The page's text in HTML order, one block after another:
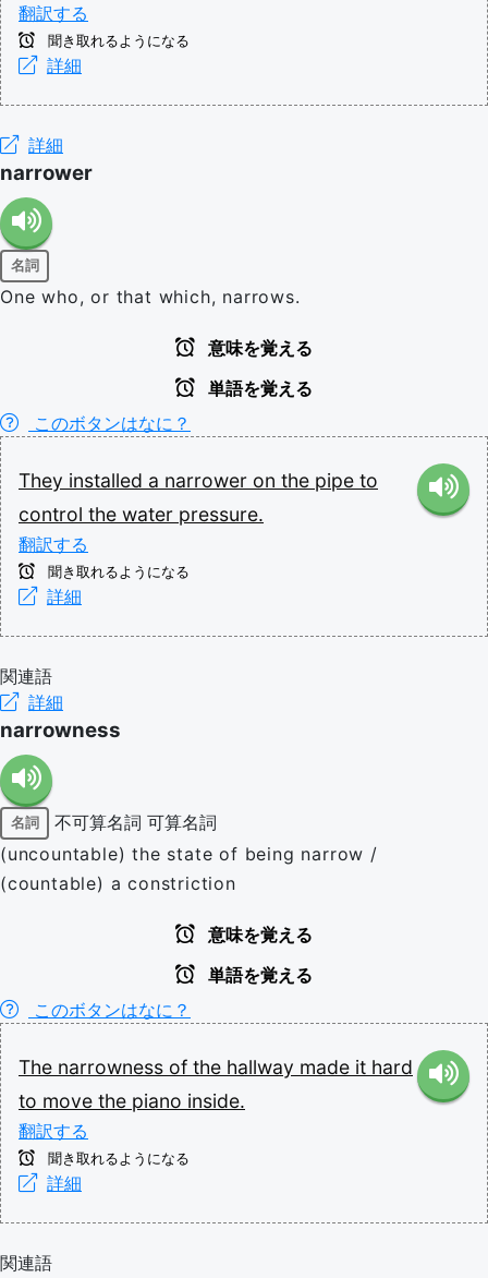
翻訳する
聞き取れるようになる
詳細
詳細
narrower
名詞
One who, or that which, narrows.
意味を覚える
単語を覚える
このボタンはなに？
They installed a narrower on the pipe to
control the water pressure.
翻訳する
聞き取れるようになる
詳細
関連語
詳細
narrowness
名詞 不可算名詞 可算名詞
(uncountable) the state of being narrow /
(countable) a constriction
意味を覚える
単語を覚える
このボタンはなに？
The narrowness of the hallway made it hard
to move the piano inside.
翻訳する
聞き取れるようになる
詳細
関連語